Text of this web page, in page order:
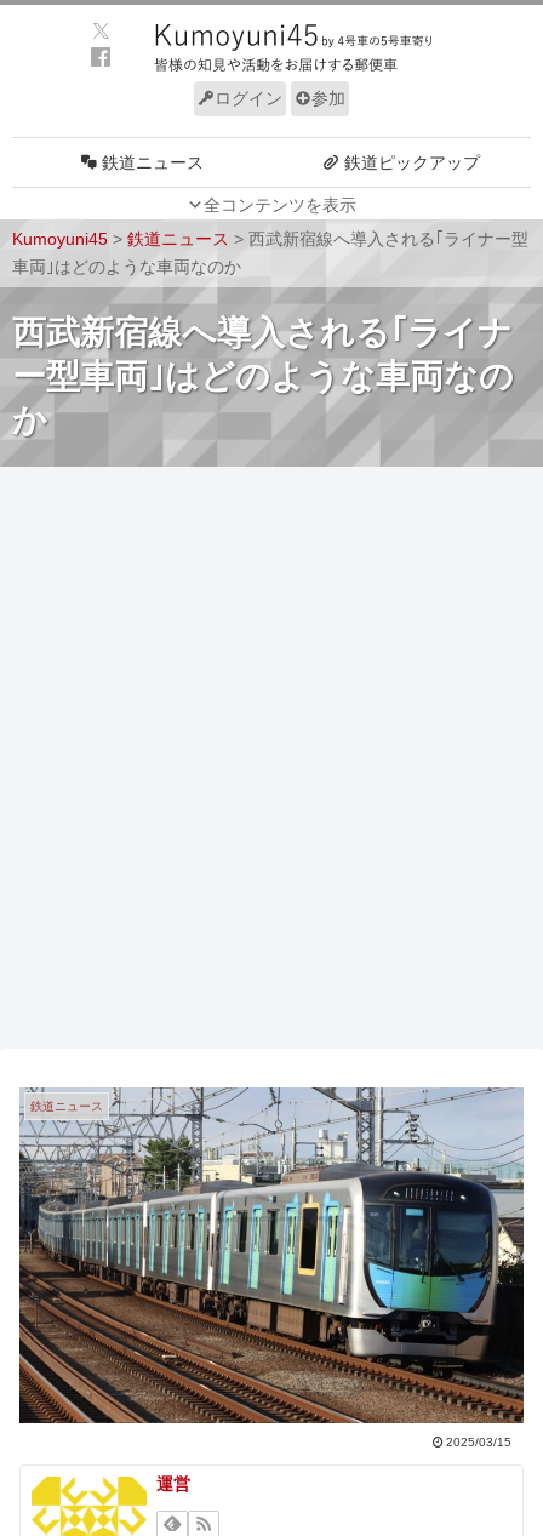
ログイン 参加
全コンテンツを表示
鉄道ニュース 鉄道ピックアップ
車両技術
ルール サイトについて
Kumoyuni45 > 鉄道ニュース > 西武新宿線へ導入される｢ライナー型
車両｣はどのような車両なのか
西武新宿線へ導入される｢ライナ
ー型車両｣はどのような車両なの
か
鉄道ニュース
2025/03/15
運営